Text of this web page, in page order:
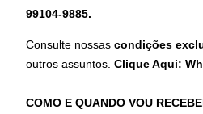
99104-9885.
Consulte nossas condições
outros assuntos. Clique Aqui:
COMO E QUANDO VOU